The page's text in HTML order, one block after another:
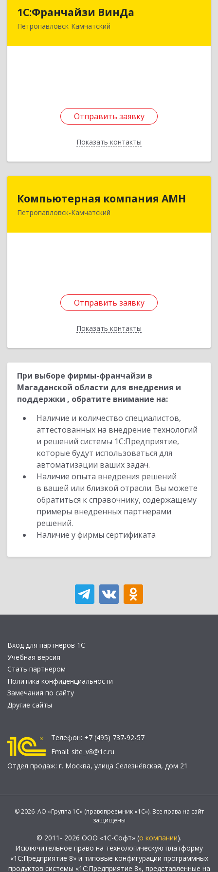
1С:Франчайзи ВинДа
Петропавловск-Камчатский
Отправить заявку
Показать контакты
683001, Камчатский край, Петропавловск-
Отправить заявку
Назад
Компьютерная компания АМН
Петропавловск-Камчатский
Отправить заявку
Показать контакты
683024, Камчатский край, Петропавловск-
Отправить заявку
Назад
При выборе фирмы-франчайзи в
Магаданской области для внедрения и
поддержки , обратите внимание на:
Наличие и количество специалистов,
аттестованных на внедрение технологий
и решений системы 1С:Предприятие,
которые будут использоваться для
автоматизации ваших задач.
Наличие опыта внедрения решений
в вашей или близкой отрасли. Вы можете
обратиться к справочнику, содержащему
примеры внедренных партнерами
решений.
Наличие у фирмы сертификата
Вход для партнеров 1С
Учебная версия
Стать партнером
Политика конфиденциальности
Замечания по сайту
Другие сайты
Телефон: +7 (495) 737-92-57
Email: site_v8@1c.ru
Отдел продаж: г. Москва, улица Селезнёвская, дом 21
© 2026 АО «Группа 1С» (правопреемник «1С»). Все права на сайт
защищены
© 2011- 2026 ООО «1С-Софт» (о компании).
Исключительное право на технологическую платформу
«1С:Предприятие 8» и типовые конфигурации программных
продуктов системы «1С:Предприятие 8», представленные на